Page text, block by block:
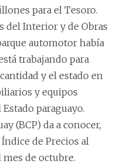
para el Tesoro.
del Interior y de Obras
automotor había
trabajando para
y el estado en
y equipos
paraguayo.
(BCP) da a conocer,
de Precios al
de octubre.